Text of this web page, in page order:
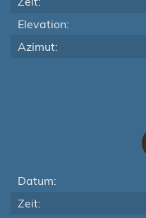
Elevation:
Azimut:
Datum:
Zeit: